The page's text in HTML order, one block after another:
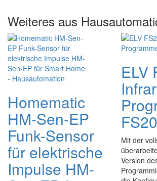
Weiteres aus
Homematic
HM-Sen-EP
Funk-Sensor
für elektrische
Impulse HM-
ELV
Mit der
Version